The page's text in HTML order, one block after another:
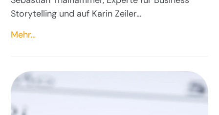
Storytelling und auf Karin Zeiler…
Mehr…